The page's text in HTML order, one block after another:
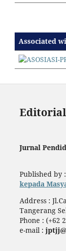
Associated
Jurnal
Published by :
kepada
Address :
Tangerang
Phone : (+62
e-mail :